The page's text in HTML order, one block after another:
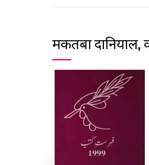
मकतबा दानियाल,